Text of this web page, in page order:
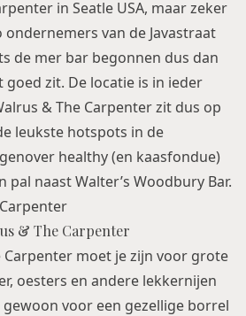
in Seatle USA, maar zeker
van de Javastraat
de mer bar begonnen dus dan
zit. De locatie is in ieder
& The Carpenter zit dus op
leukste hotspots in de
healthy (en kaasfondue)
pal naastWalter’s Woodbury Bar.
& The Carpenter
Carpenter moet je zijn voor grote
oesters en andere lekkernijen
voor een gezellige borrel